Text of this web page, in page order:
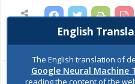
English
The English translation of
Google Neural Machine
reading the content of the